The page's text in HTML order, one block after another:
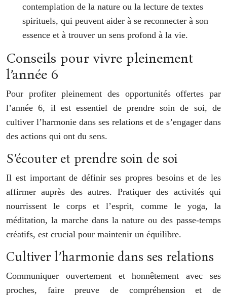
contemplation de la nature ou la lecture de textes
spirituels, qui peuvent aider à se reconnecter à son
essence et à trouver un sens profond à la vie.
Conseils pour vivre pleinement
l’année 6
Pour profiter pleinement des opportunités offertes par
l’année 6, il est essentiel de prendre soin de soi, de
cultiver l’harmonie dans ses relations et de s’engager dans
des actions qui ont du sens.
S’écouter et prendre soin de soi
Il est important de définir ses propres besoins et de les
affirmer auprès des autres. Pratiquer des activités qui
nourrissent le corps et l’esprit, comme le yoga, la
méditation, la marche dans la nature ou des passe-temps
créatifs, est crucial pour maintenir un équilibre.
Cultiver l’harmonie dans ses relations
Communiquer ouvertement et honnêtement avec ses
proches, faire preuve de compréhension et de